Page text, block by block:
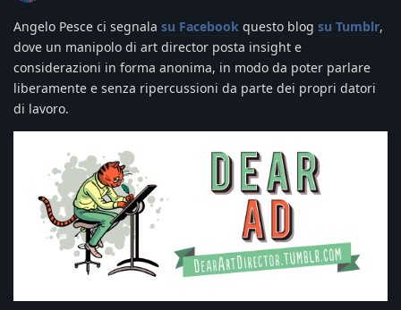
Angelo Pesce ci segnala su Facebook questo blog su Tumblr,
dove un manipolo di art director posta insight e
considerazioni in forma anonima, in modo da poter parlare
liberamente e senza ripercussioni da parte dei propri datori
di lavoro.